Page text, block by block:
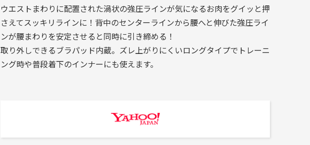
ウエストまわりに配置された渦状の強圧ラインが気になるお肉をグイッと押
さえてスッキリラインに！背中のセンターラインから腰へと伸びた強圧ライ
ンが腰まわりを安定させると同時に引き締める！
取り外しできるブラパッド内蔵。ズレ上がりにくいロングタイプでトレーニ
ング時や普段着下のインナーにも使えます。